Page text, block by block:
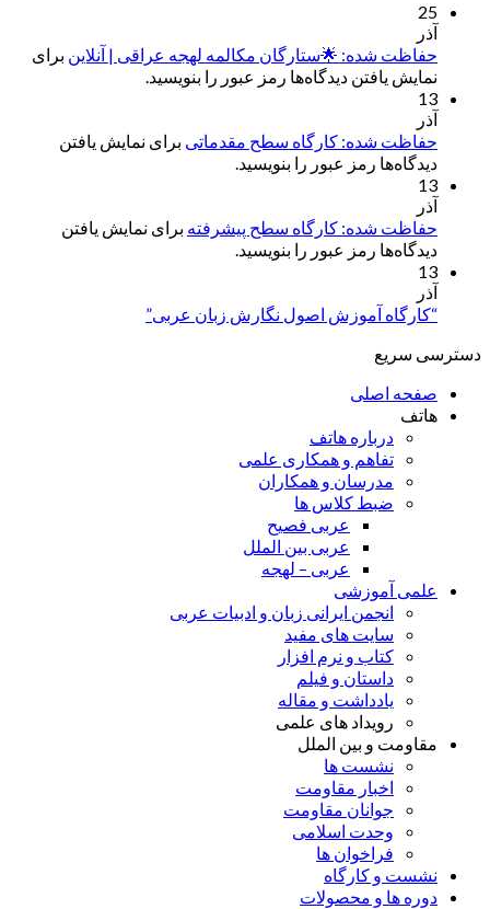
25
آذر
حفاظت شده: 🌟ستارگان مکالمه لهجه عراقی | آنلاین برای
نمایش یافتن دیدگاه‌ها رمز عبور را بنویسید.
13
آذر
حفاظت شده: کارگاه سطح مقدماتی برای نمایش یافتن
دیدگاه‌ها رمز عبور را بنویسید.
13
آذر
حفاظت شده: کارگاه سطح پیشرفته برای نمایش یافتن
دیدگاه‌ها رمز عبور را بنویسید.
13
آذر
“کارگاه آموزش اصول نگارش زبان عربی”
دسترسی سریع
صفحه اصلی
هاتف
درباره هاتف
تفاهم و همکاری علمی
مدرسان و همکاران
ضبط کلاس ها
عربی فصیح
عربی بین الملل
عربی – لهجه
علمی آموزشی
انجمن ایرانی زبان و ادبیات عربی
سایت های مفید
کتاب و نرم افزار
داستان و فیلم
یادداشت و مقاله
رویداد های علمی
مقاومت و بین الملل
نشست ها
اخبار مقاومت
جوانان مقاومت
وحدت اسلامی
فراخوان ها
نشست و کارگاه
دوره ها و محصولات